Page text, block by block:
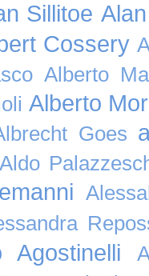
Sillitoe
Cossery
Alberto
Alberto
Goes
Aldo
Agostinelli